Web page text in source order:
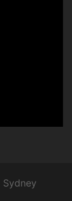
Sydney